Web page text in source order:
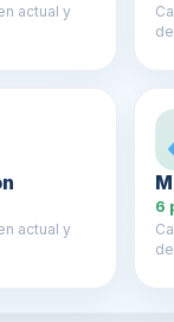
actual y
actual y
6